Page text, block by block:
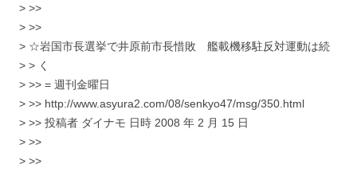
> >>
> >>
> ☆岩国市長選挙で井原前市長惜敗 艦載機移駐反対運動は続
> > く
> >> = 週刊金曜日
> >> http://www.asyura2.com/08/senkyo47/msg/350.html
> >> 投稿者 ダイナモ 日時 2008 年 2 月 15 日
> >>
> >>